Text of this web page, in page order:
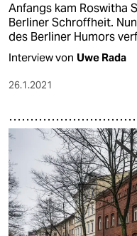
Anfangs kam Roswitha
Berliner Schroffheit.
des Berliner Humors
Interview von Uwe Rada
26.1.2021